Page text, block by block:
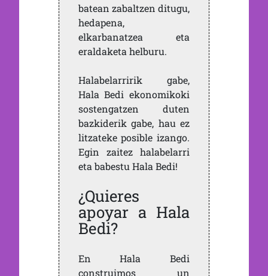
batean zabaltzen ditugu,
hedapena,
elkarbanatzea eta
eraldaketa helburu.
Halabelarririk gabe,
Hala Bedi ekonomikoki
sostengatzen duten
bazkiderik gabe, hau ez
litzateke posible izango.
Egin zaitez halabelarri
eta babestu Hala Bedi!
¿Quieres
apoyar a Hala
Bedi?
En Hala Bedi
construimos un